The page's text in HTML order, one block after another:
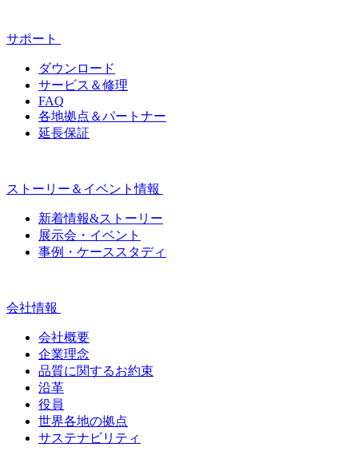
サポート
ダウンロード
サービス＆修理
FAQ
各地拠点＆パートナー
延長保証
ストーリー＆イベント情報
新着情報&ストーリー
展示会・イベント
事例・ケーススタディ
会社情報
会社概要
企業理念
品質に関するお約束
沿革
役員
世界各地の拠点
サステナビリティ